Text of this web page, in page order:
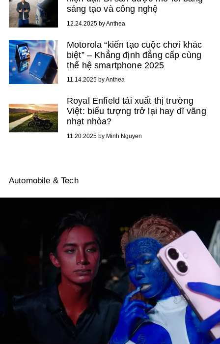
sáng tạo và công nghệ
12.24.2025 by Anthea
Motorola “kiến tạo cuộc chơi khác
biệt” – Khẳng định đẳng cấp cùng
thế hệ smartphone 2025
11.14.2025 by Anthea
Royal Enfield tái xuất thị trường
Việt: biểu tượng trở lại hay dĩ vãng
nhạt nhòa?
11.20.2025 by Minh Nguyen
Automobile & Tech